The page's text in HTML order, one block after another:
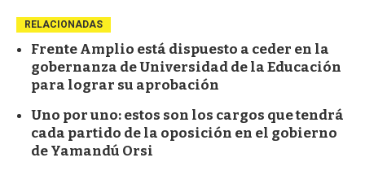
RELACIONADAS
Frente Amplio está dispuesto a ceder en la
gobernanza de Universidad de la Educación
para lograr su aprobación
Uno por uno: estos son los cargos que tendrá
cada partido de la oposición en el gobierno
de Yamandú Orsi